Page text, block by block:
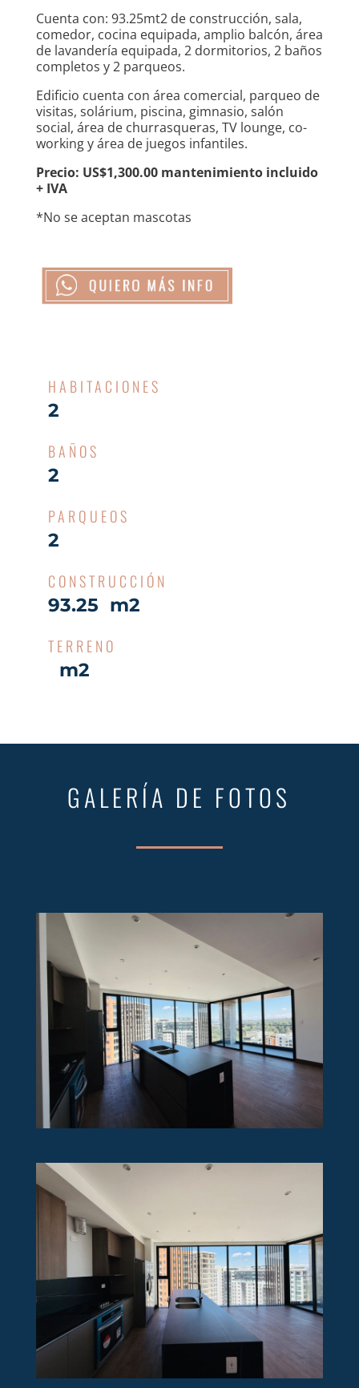
Cuenta con: 93.25mt2 de construcción, sala,
comedor, cocina equipada, amplio balcón, área
de lavandería equipada, 2 dormitorios, 2 baños
completos y 2 parqueos.
Edificio cuenta con área comercial, parqueo de
visitas, solárium, piscina, gimnasio, salón
social, área de churrasqueras, TV lounge, co-
working y área de juegos infantiles.
Precio: US$1,300.00 mantenimiento incluido
+ IVA
*No se aceptan mascotas
HABITACIONES
2
BAÑOS
2
PARQUEOS
2
CONSTRUCCIÓN
93.25 m2
TERRENO
m2
GALERÍA DE FOTOS